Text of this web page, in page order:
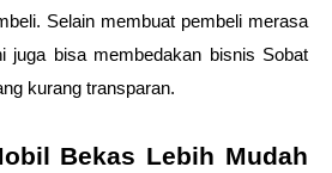
Selain membuat pembeli merasa
juga bisa membedakan bisnis Sobat
kurang transparan.
Bekas Lebih Mudah